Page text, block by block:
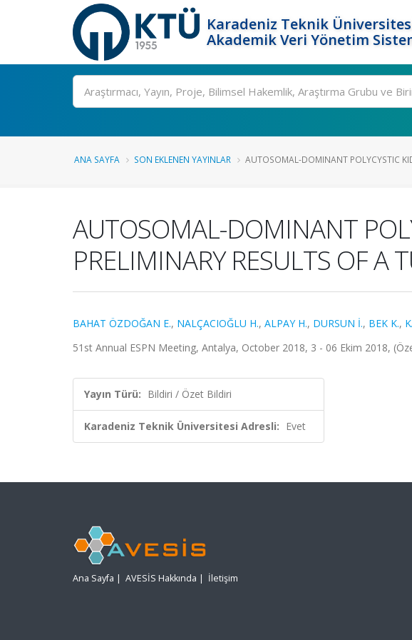
Karadeniz Teknik
Akademik Veri Yönetim
Ara
ANA SAYFA SON EKLENEN YAYINLAR AUTOSOMAL-DOMINANT POLYCYSTIC
AUTOSOMAL-DOMINANT
PRELIMINARY RESULTS OF A
BAHAT ÖZDOĞAN E., NALÇACIOĞLU H., ALPAY H., DURSUN İ., BEK K.,
51st Annual ESPN Meeting, Antalya, October 2018, 3 - 06 Ekim 2018,
Yayın Türü: Bildiri / Özet Bildiri
Karadeniz Teknik Üniversitesi Adresli: Evet
Ana Sayfa | AVESİS Hakkında | İletişim